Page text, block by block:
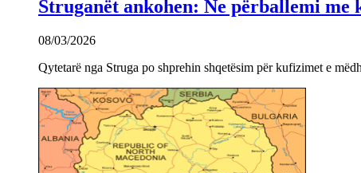
Struganët ankohen: Ne përballemi me
08/03/2026
Qytetarë nga Struga po shprehin shqetësim për kufizimet e